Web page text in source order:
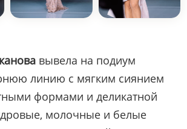
вывела на подиум
линию с мягким сиянием
формами и деликатной
молочные и белые